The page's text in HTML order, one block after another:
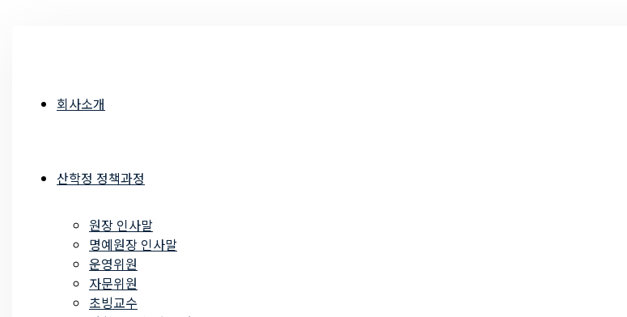
회사소개
산학정 정책과정
원장 인사말
명예원장 인사말
운영위원
자문위원
초빙교수